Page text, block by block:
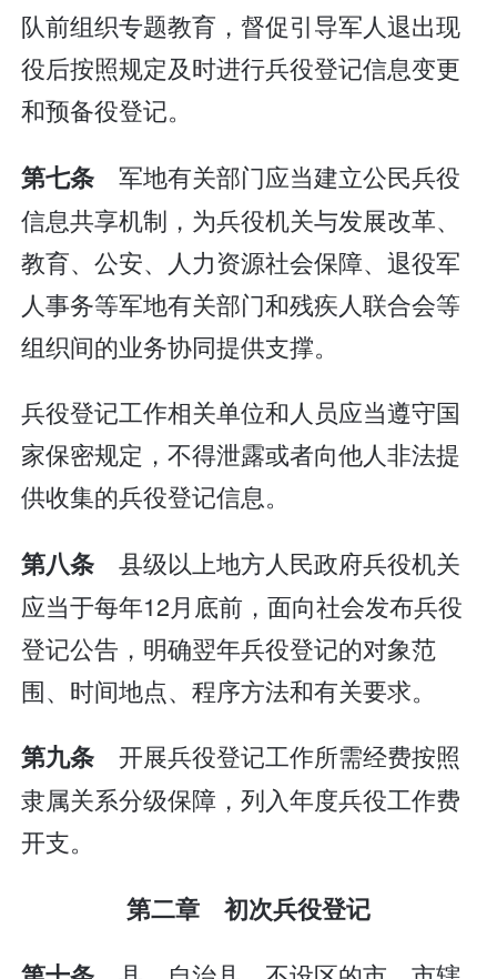
队前组织专题教育，督促引导军人退出现
役后按照规定及时进行兵役登记信息变更
和预备役登记。
第七条军地有关部门应当建立公民兵役
信息共享机制，为兵役机关与发展改革、
教育、公安、人力资源社会保障、退役军
人事务等军地有关部门和残疾人联合会等
组织间的业务协同提供支撑。
兵役登记工作相关单位和人员应当遵守国
家保密规定，不得泄露或者向他人非法提
供收集的兵役登记信息。
第八条县级以上地方人民政府兵役机关
应当于每年12月底前，面向社会发布兵役
登记公告，明确翌年兵役登记的对象范
围、时间地点、程序方法和有关要求。
第九条开展兵役登记工作所需经费按照
隶属关系分级保障，列入年度兵役工作费
开支。
第二章 初次兵役登记